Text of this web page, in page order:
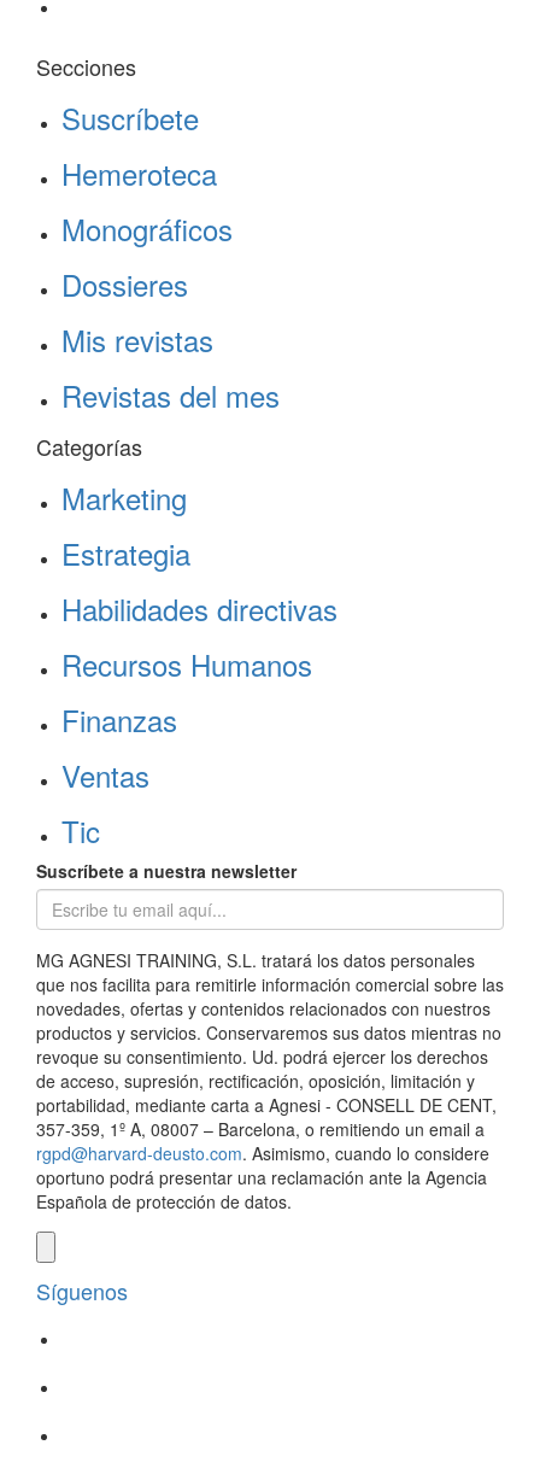
Secciones
Suscríbete
Hemeroteca
Monográficos
Dossieres
Mis revistas
Revistas del mes
Categorías
Marketing
Estrategia
Habilidades directivas
Recursos Humanos
Finanzas
Ventas
Tic
Suscríbete a nuestra newsletter
MG AGNESI TRAINING, S.L. tratará los datos personales
que nos facilita para remitirle información comercial sobre las
novedades, ofertas y contenidos relacionados con nuestros
productos y servicios. Conservaremos sus datos mientras no
revoque su consentimiento. Ud. podrá ejercer los derechos
de acceso, supresión, rectificación, oposición, limitación y
portabilidad, mediante carta a Agnesi - CONSELL DE CENT,
357-359, 1º A, 08007 – Barcelona, o remitiendo un email a
rgpd@harvard-deusto.com. Asimismo, cuando lo considere
oportuno podrá presentar una reclamación ante la Agencia
Española de protección de datos.
Síguenos